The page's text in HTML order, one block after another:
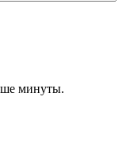
минуты.